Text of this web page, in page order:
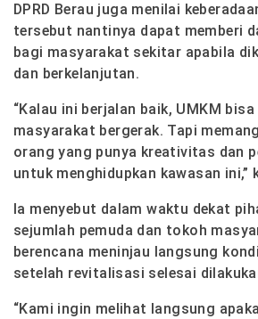
DPRD Berau juga menilai
tersebut nantinya dapat memberi
bagi masyarakat sekitar apabila
dan berkelanjutan.
“Kalau ini berjalan baik, UMKM
masyarakat bergerak. Tapi
orang yang punya kreativitas dan
untuk menghidupkan kawasan ini,”
Ia menyebut dalam waktu dekat
sejumlah pemuda dan tokoh
berencana meninjau langsung
setelah revitalisasi selesai
“Kami ingin melihat langsung